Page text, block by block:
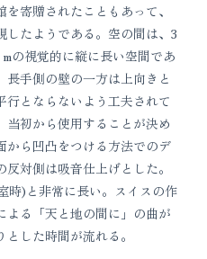
寄贈されたこともあって、
たようである。空の間は、3
の視覚的に縦に長い空間であ
手側の壁の一方は上向きと
行とならないよう工夫されて
当初から使用することが決め
から凹凸をつける方法でのデ
対側は吸音仕上げとした。
時)と非常に長い。スイスの作
よる「天と地の間に」の曲が
した時間が流れる。